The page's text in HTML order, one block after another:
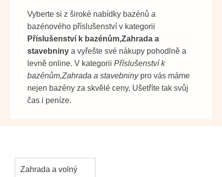
Vyberte si z široké nabídky bazénů a
bazénového příslušenství v kategorii
Příslušenství k bazénům,Zahrada a
stavebniny a vyřešte své nákupy pohodlně a
levně online. V kategorii Příslušenství k
bazénům,Zahrada a stavebninypro vás máme
nejen bazény za skvělé ceny. Ušetříte tak svůj
čas i peníze.
Zahrada a volný